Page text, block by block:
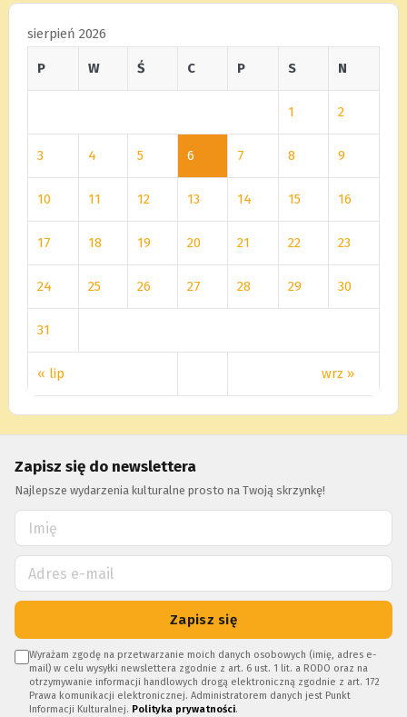
sierpień 2026
P W Ś C P S N
« lip wrz »
1 2
3 4 5 6 7 8 9
10 11 12 13 14 15 16
17 18 19 20 21 22 23
24 25 26 27 28 29 30
31
Zapisz się do newslettera
Najlepsze wydarzenia kulturalne prosto na Twoją skrzynkę!
Zapisz się
Wyrażam zgodę na przetwarzanie moich danych osobowych (imię, adres e-
mail) w celu wysyłki newslettera zgodnie z art. 6 ust. 1 lit. a RODO oraz na
otrzymywanie informacji handlowych drogą elektroniczną zgodnie z art. 172
Prawa komunikacji elektronicznej. Administratorem danych jest Punkt
Informacji Kulturalnej. Polityka prywatności.